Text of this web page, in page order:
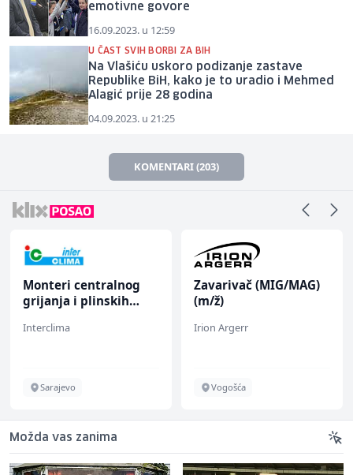
emotivne govore
16.09.2023. u 12:59
U ČAST SVIH BORBI ZA BIH
Na Vlašiću uskoro podizanje zastave
Republike BiH, kako je to uradio i Mehmed
Alagić prije 28 godina
04.09.2023. u 21:25
KOMENTARI (203)
Monteri centralnog
grijanja i plinskih
Interclima
Sarajevo
Zavarivač (MIG/MAG)
(m/ž)
Irion Argerr
Vogošća
Možda vas zanima